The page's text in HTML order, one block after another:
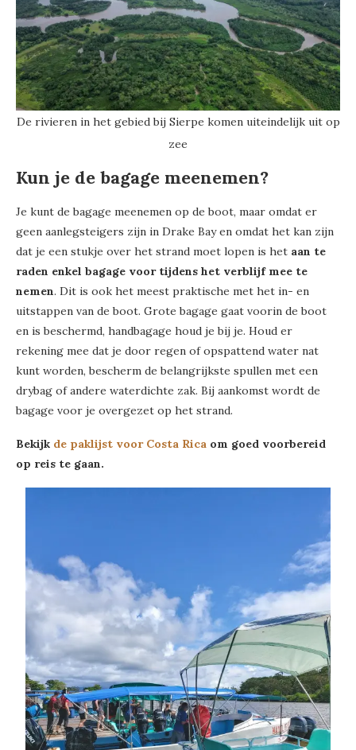
De rivieren in het gebied bij Sierpe komen uiteindelijk uit op
zee
Kun je de bagage meenemen?
Je kunt de bagage meenemen op de boot, maar omdat er
geen aanlegsteigers zijn in Drake Bay en omdat het kan zijn
dat je een stukje over het strand moet lopen is het aan te
raden enkel bagage voor tijdens het verblijf mee te
nemen. Dit is ook het meest praktische met het in- en
uitstappen van de boot. Grote bagage gaat voorin de boot
en is beschermd, handbagage houd je bij je. Houd er
rekening mee dat je door regen of opspattend water nat
kunt worden, bescherm de belangrijkste spullen met een
drybag of andere waterdichte zak. Bij aankomst wordt de
bagage voor je overgezet op het strand.
Bekijk de paklijst voor Costa Rica om goed voorbereid
op reis te gaan.